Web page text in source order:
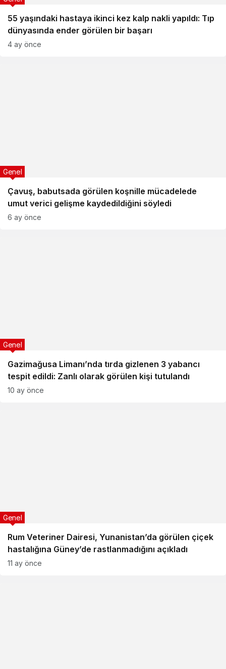
55 yaşındaki hastaya ikinci kez kalp nakli yapıldı: Tıp
dünyasında ender görülen bir başarı
4 ay önce
Çavuş, babutsada görülen koşnille mücadelede
umut verici gelişme kaydedildiğini söyledi
Genel
6 ay önce
Gazimağusa Limanı’nda tırda gizlenen 3 yabancı
tespit edildi: Zanlı olarak görülen kişi tutulandı
Genel
10 ay önce
Rum Veteriner Dairesi, Yunanistan’da görülen çiçek
hastalığına Güney’de rastlanmadığını açıkladı
Genel
11 ay önce